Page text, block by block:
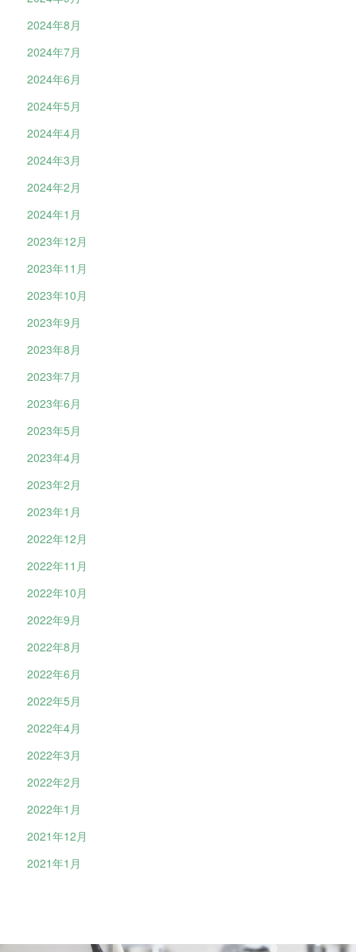
2024年8月
2024年7月
2024年6月
2024年5月
2024年4月
2024年3月
2024年2月
2024年1月
2023年12月
2023年11月
2023年10月
2023年9月
2023年8月
2023年7月
2023年6月
2023年5月
2023年4月
2023年2月
2023年1月
2022年12月
2022年11月
2022年10月
2022年9月
2022年8月
2022年6月
2022年5月
2022年4月
2022年3月
2022年2月
2022年1月
2021年12月
2021年1月